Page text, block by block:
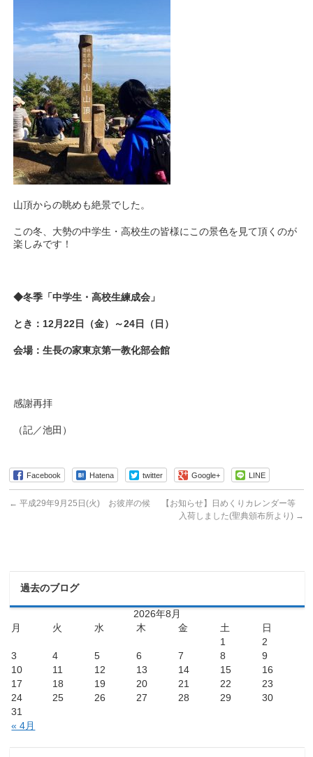
山頂からの眺めも絶景でした。
この冬、大勢の中学生・高校生の皆様にこの景色を見て頂くのが
楽しみです！
◆冬季「中学生・高校生練成会」
とき：12月22日（金）～24日（日）
会場：生長の家東京第一教化部会館
感謝再拝
（記／池田）
Facebook Hatena twitter Google+ LINE
← 平成29年9月25日(火) お彼岸の候
【お知らせ】日めくりカレンダー等
入荷しました(聖典頒布所より) →
過去のブログ
2026年8月
月
火 水 木 金 土 日
« 4月
1
2
3
4 5 6 7 8
9
10
11 12 13 14 15
16
17
18 19 20 21 22
23
24
25 26 27 28 29
30
31